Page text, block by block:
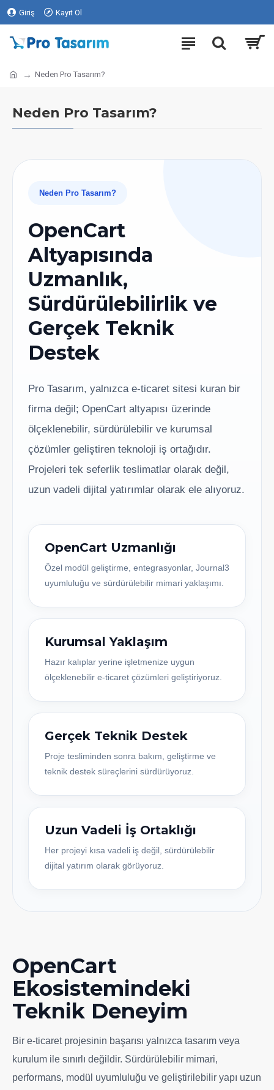
Giriş Kayıt Ol
Neden Pro Tasarım?
Neden Pro Tasarım?
Neden Pro Tasarım?
OpenCart
Altyapısında
Uzmanlık,
Sürdürülebilirlik ve
Gerçek Teknik
Destek
Pro Tasarım, yalnızca e-ticaret sitesi kuran bir
firma değil; OpenCart altyapısı üzerinde
ölçeklenebilir, sürdürülebilir ve kurumsal
çözümler geliştiren teknoloji iş ortağıdır.
Projeleri tek seferlik teslimatlar olarak değil,
uzun vadeli dijital yatırımlar olarak ele alıyoruz.
OpenCart Uzmanlığı
Özel modül geliştirme, entegrasyonlar, Journal3
uyumluluğu ve sürdürülebilir mimari yaklaşımı.
Kurumsal Yaklaşım
Hazır kalıplar yerine işletmenize uygun
ölçeklenebilir e-ticaret çözümleri geliştiriyoruz.
Gerçek Teknik Destek
Proje tesliminden sonra bakım, geliştirme ve
teknik destek süreçlerini sürdürüyoruz.
Uzun Vadeli İş Ortaklığı
Her projeyi kısa vadeli iş değil, sürdürülebilir
dijital yatırım olarak görüyoruz.
OpenCart
Ekosistemindeki
Teknik Deneyim
Bir e-ticaret projesinin başarısı yalnızca tasarım veya
kurulum ile sınırlı değildir. Sürdürülebilir mimari,
performans, modül uyumluluğu ve geliştirilebilir yapı uzun